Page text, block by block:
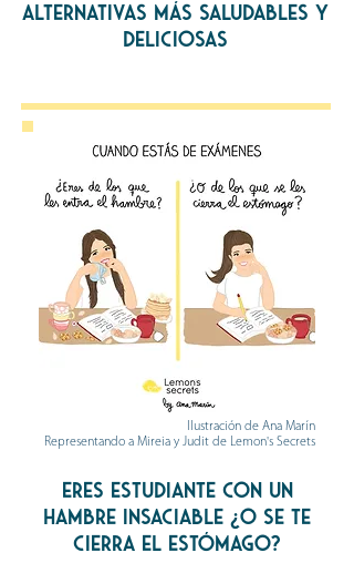
Alternativas más saludables y
deliciosas
Ilustración de Ana Marín
Representando a Mireia y Judit de Lemon's Secrets
Eres estudiante con un
hambre insaciable ¿o se te
cierra el estómago?